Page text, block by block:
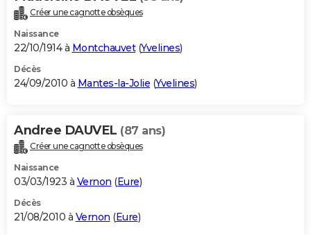
Créer une cagnotte obsèques
Naissance
22/10/1914 à Montchauvet(Yvelines)
Décès
24/09/2010 à Mantes-la-Jolie (Yvelines)
Andree DAUVEL (87 ans)
Créer une cagnotte obsèques
Naissance
03/03/1923 à Vernon (Eure)
Décès
21/08/2010 à Vernon (Eure)